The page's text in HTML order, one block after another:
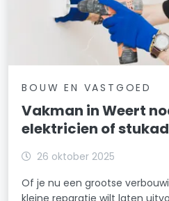
BOUW EN VASTGOED
Vakman in Weert
elektricien of
26 oktober 2025
Of je nu een grootse